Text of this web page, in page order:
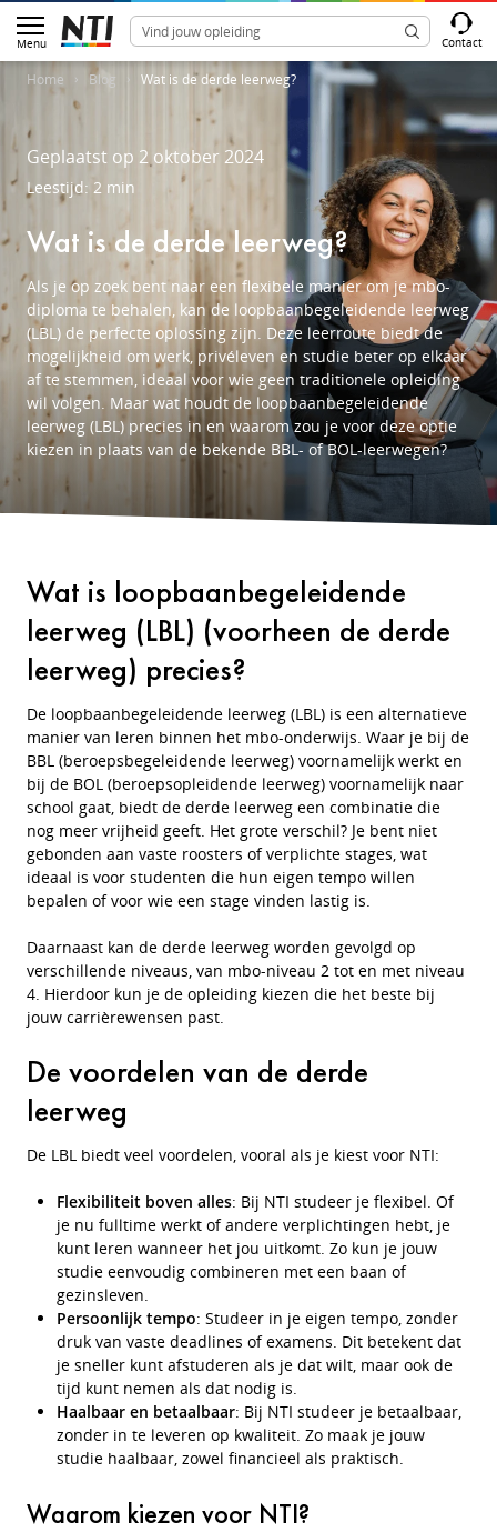
Menu Contact
Home Blog Wat is de derde leerweg?
Geplaatst op 2 oktober 2024
Leestijd: 2 min
Wat is de derde leerweg?
Als je op zoek bent naar een flexibele manier om je mbo-
diploma te behalen, kan de loopbaanbegeleidende leerweg
(LBL) de perfecte oplossing zijn. Deze leerroute biedt de
mogelijkheid om werk, privéleven en studie beter op elkaar
af te stemmen, ideaal voor wie geen traditionele opleiding
wil volgen. Maar wat houdt de loopbaanbegeleidende
leerweg (LBL)precies in en waarom zou je voor deze optie
kiezen in plaats van de bekende BBL- of BOL-leerwegen?
Wat is loopbaanbegeleidende
leerweg (LBL) (voorheen de derde
leerweg) precies?
De loopbaanbegeleidende leerweg (LBL) is een alternatieve
manier van leren binnen het mbo-onderwijs. Waar je bij de
BBL (beroepsbegeleidende leerweg) voornamelijk werkt en
bij de BOL (beroepsopleidende leerweg) voornamelijk naar
school gaat, biedt de derde leerweg een combinatie die
nog meer vrijheid geeft. Het grote verschil? Je bent niet
gebonden aan vaste roosters of verplichte stages, wat
ideaal is voor studenten die hun eigen tempo willen
bepalen of voor wie een stage vinden lastig is.
Daarnaast kan de derde leerweg worden gevolgd op
verschillende niveaus, van mbo-niveau 2 tot en met niveau
4. Hierdoor kun je de opleiding kiezen die het beste bij
jouw carrièrewensen past.
De voordelen van de derde
leerweg
De LBL biedt veel voordelen, vooral als je kiest voor NTI:
Flexibiliteit boven alles: Bij NTI studeer je flexibel. Of
je nu fulltime werkt of andere verplichtingen hebt, je
kunt leren wanneer het jou uitkomt. Zo kun je jouw
studie eenvoudig combineren met een baan of
gezinsleven.
Persoonlijk tempo: Studeer in je eigen tempo, zonder
druk van vaste deadlines of examens. Dit betekent dat
je sneller kunt afstuderen als je dat wilt, maar ook de
tijd kunt nemen als dat nodig is.
Haalbaar en betaalbaar: Bij NTI studeer je betaalbaar,
zonder in te leveren op kwaliteit. Zo maak je jouw
studie haalbaar, zowel financieel als praktisch.
Waarom kiezen voor NTI?